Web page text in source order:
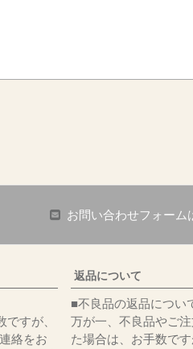
お問い合わせフォーム
すが、
絡をお
返品について
■不良品の返品につい
万が一、不良品やご
た場合は、お手数で